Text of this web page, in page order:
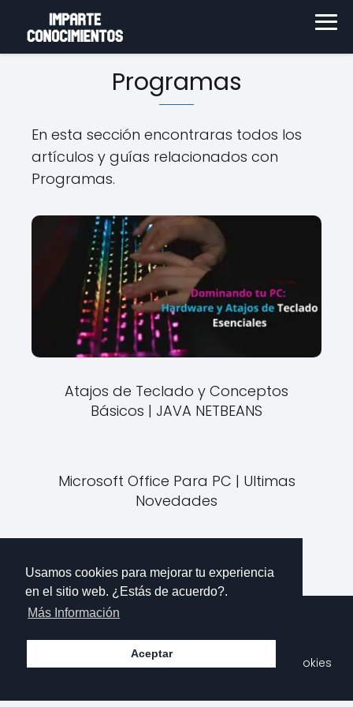
Programas
En esta sección encontraras todos los
artículos y guías relacionados con
Programas.
Atajos de Teclado y Conceptos
Básicos | JAVA NETBEANS
Microsoft Office Para PC | Ultimas
Novedades
Aviso Legal
Política de Cookies
Usamos cookies para mejorar tu experiencia
en el sitio web. ¿Estás de acuerdo?.
Más Información
Aceptar